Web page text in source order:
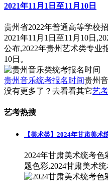
2021年11月1日至11月10日
贵州省2022年普通高等学校
2021年11月1日至11月10日
公布,2022年贵州艺术类专业
10日。
贵州音乐统考报名时间贵州
没有更多了？去看看其它艺考
艺考热搜
【美术类】2024年甘肃美术
2024年甘肃美术统考
题色彩,2024甘肃美术统